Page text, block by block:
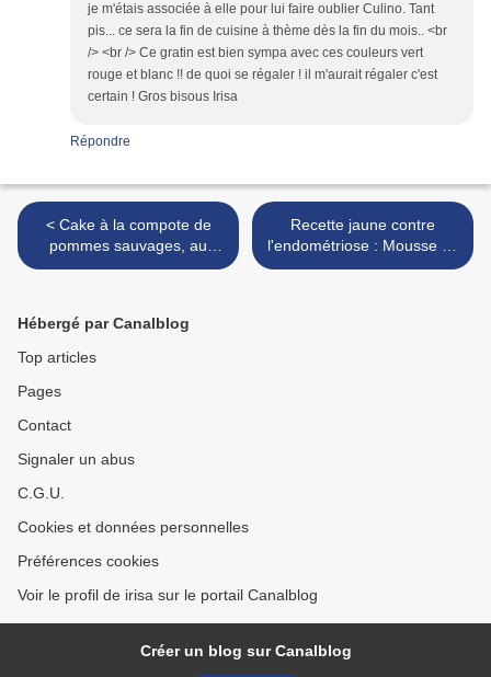
je m'étais associée à elle pour lui faire oublier Culino. Tant
pis... ce sera la fin de cuisine à thème dès la fin du mois.. <br
/> <br /> Ce gratin est bien sympa avec ces couleurs vert
rouge et blanc !! de quoi se régaler ! il m'aurait régaler c'est
certain ! Gros bisous Irisa
Répondre
< Cake à la compote de
pommes sauvages, au
sucre complet & aux noix
Recette jaune contre
l'endométriose : Mousse au
mascarpone & citron >
Hébergé par Canalblog
Top articles
Pages
Contact
Signaler un abus
C.G.U.
Cookies et données personnelles
Préférences cookies
Voir le profil de irisa sur le portail Canalblog
Créer un blog sur Canalblog